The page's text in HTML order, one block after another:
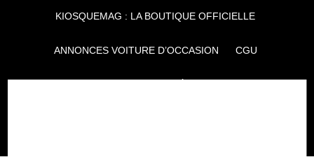
KIOSQUEMAG : LA BOUTIQUE OFFICIELLE
ANNONCES VOITURE D’OCCASION CGU